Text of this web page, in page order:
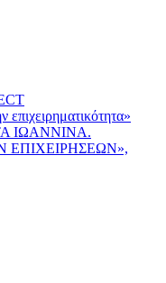
ΙΩΑΝΝΙΝΑ.